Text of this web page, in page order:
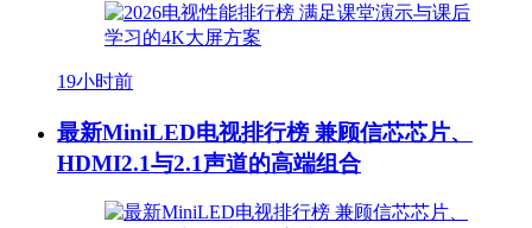
19小时前
最新MiniLED电视排行榜 兼顾信芯芯片、
HDMI2.1与2.1声道的高端组合